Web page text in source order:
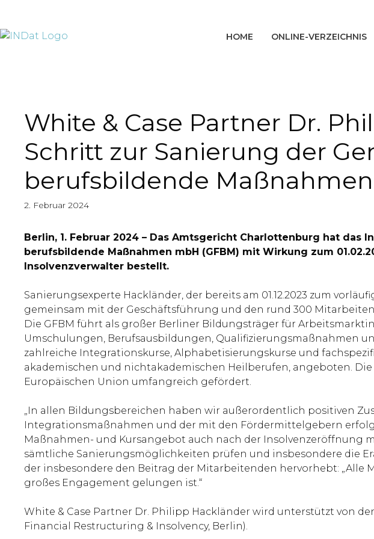
HOME ONLINE-VERZEICHNIS
White & Case Partner Dr.
Schritt zur Sanierung der
berufsbildende
2. Februar 2024
Berlin, 1. Februar 2024 – Das Amtsgericht Charlottenburg hat
berufsbildende Maßnahmen mbH (GFBM) mit Wirkung zum
Insolvenzverwalter bestellt.
Sanierungsexperte Hackländer, der bereits am 01.12.2023 zum
gemeinsam mit der Geschäftsführung und den rund 300
Die GFBM führt als großer Berliner Bildungsträger für
Umschulungen, Berufsausbildungen, Qualifizierungsmaßnahmen
zahlreiche Integrationskurse, Alphabetisierungskurse und
akademischen und nichtakademischen Heilberufen, angeboten.
Europäischen Union umfangreich gefördert.
„In allen Bildungsbereichen haben wir außerordentlich positiven
Integrationsmaßnahmen und der mit den Fördermittelgebern
Maßnahmen- und Kursangebot auch nach der Insolvenzeröffnung
sämtliche Sanierungsmöglichkeiten prüfen und insbesondere die
der insbesondere den Beitrag der Mitarbeitenden hervorhebt: „Alle
großes Engagement gelungen ist.“
White & Case Partner Dr. Philipp Hackländer wird unterstützt von
Financial Restructuring & Insolvency, Berlin).